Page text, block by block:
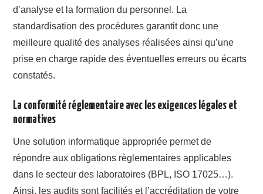
d’analyse et la formation du personnel. La
standardisation des procédures garantit donc une
meilleure qualité des analyses réalisées ainsi qu’une
prise en charge rapide des éventuelles erreurs ou écarts
constatés.
La conformité réglementaire avec les exigences légales et
normatives
Une solution informatique appropriée permet de
répondre aux obligations règlementaires applicables
dans le secteur des laboratoires (BPL, ISO 17025…).
Ainsi, les audits sont facilités et l’accréditation de votre